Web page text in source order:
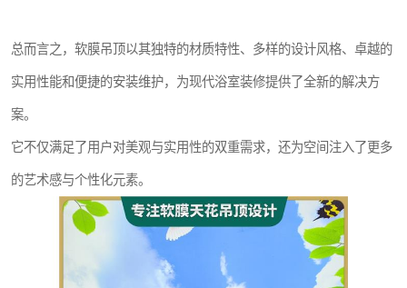
总而言之，软膜吊顶以其独特的材质特性、多样的设计风格、卓越的
实用性能和便捷的安装维护，为现代浴室装修提供了全新的解决方
案。
它不仅满足了用户对美观与实用性的双重需求，还为空间注入了更多
的艺术感与个性化元素。